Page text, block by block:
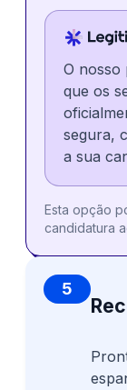
O nosso
que os
segura,
a sua
Esta opção
candidatura
5